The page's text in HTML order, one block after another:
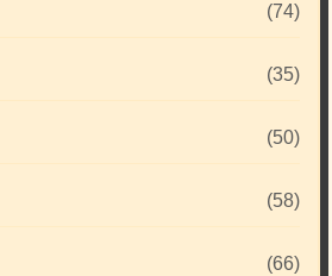
(74)
(35)
(50)
(58)
(66)